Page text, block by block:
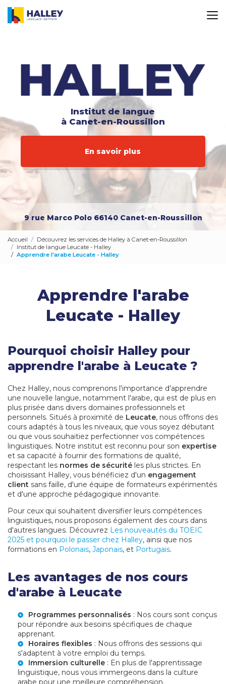
contenu
Institut de langue
à Canet-en-Roussillon
En savoir plus
9 rue Marco Polo 66140 Canet-en-Roussillon
Accueil
Découvrez les services de Halley à Canet-en-Roussillon
Institut de langue Leucate - Halley
Apprendre l'arabe Leucate - Halley
Apprendre l'arabe
Leucate - Halley
Pourquoi choisir Halley pour
apprendre l'arabe à Leucate ?
Chez Halley, nous comprenons l'importance d'apprendre
une nouvelle langue, notamment l'arabe, qui est de plus en
plus prisée dans divers domaines professionnels et
personnels. Situés à proximité de Leucate, nous offrons des
cours adaptés à tous les niveaux, que vous soyez débutant
ou que vous souhaitiez perfectionner vos compétences
linguistiques. Notre institut est reconnu pour son expertise
et sa capacité à fournir des formations de qualité,
respectant les normes de sécurité les plus strictes. En
choisissant Halley, vous bénéficiez d'un engagement
client sans faille, d'une équipe de formateurs expérimentés
et d'une approche pédagogique innovante.
Pour ceux qui souhaitent diversifier leurs compétences
linguistiques, nous proposons également des cours dans
d'autres langues. Découvrez Les nouveautés du TOEIC
2025 et pourquoi le passer chez Halley, ainsi que nos
formations en Polonais, Japonais, et Portugais.
Les avantages de nos cours
d'arabe à Leucate
Programmes personnalisés : Nos cours sont conçus
pour répondre aux besoins spécifiques de chaque
apprenant.
Horaires flexibles : Nous offrons des sessions qui
s'adaptent à votre emploi du temps.
Immersion culturelle : En plus de l'apprentissage
linguistique, nous vous immergeons dans la culture